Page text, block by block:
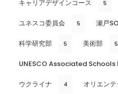
キャリアデザインコース 5
ユネスコ委員会 5 瀬戸
科学研究部 5 美術部 5
UNESCO Associated
ウクライナ 4 オリエン